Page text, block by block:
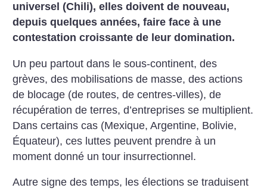
universel (Chili), elles doivent de nouveau,
depuis quelques années, faire face à une
contestation croissante de leur domination.
Un peu partout dans le sous-continent, des
grèves, des mobilisations de masse, des actions
de blocage (de routes, de centres-villes), de
récupération de terres, d’entreprises se multiplient.
Dans certains cas (Mexique, Argentine, Bolivie,
Équateur), ces luttes peuvent prendre à un
moment donné un tour insurrectionnel.
Autre signe des temps, les élections se traduisent